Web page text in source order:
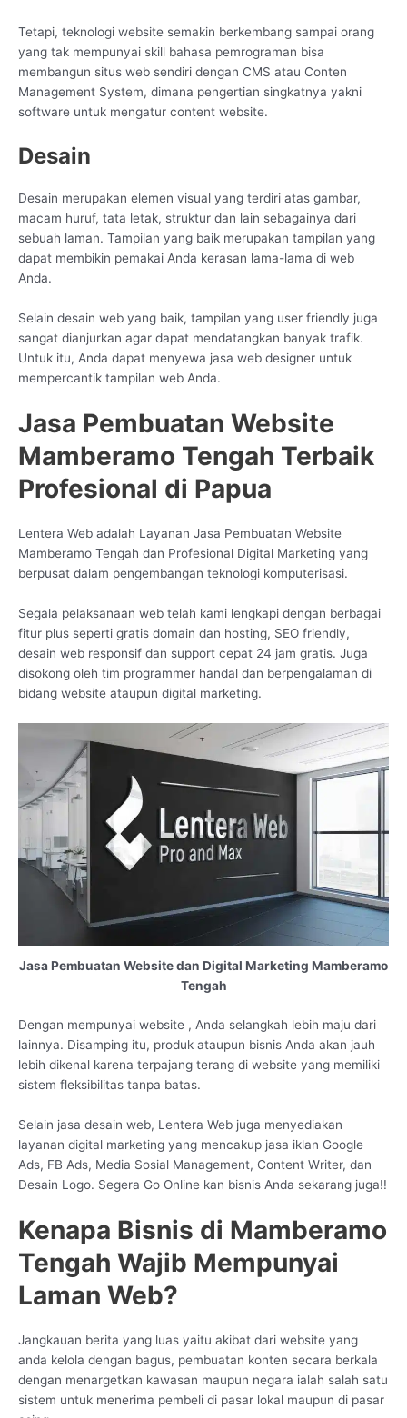
Tetapi, teknologi website semakin berkembang sampai orang
yang tak mempunyai skill bahasa pemrograman bisa
membangun situs web sendiri dengan CMS atau Conten
Management System, dimana pengertian singkatnya yakni
software untuk mengatur content website.
Desain
Desain merupakan elemen visual yang terdiri atas gambar,
macam huruf, tata letak, struktur dan lain sebagainya dari
sebuah laman. Tampilan yang baik merupakan tampilan yang
dapat membikin pemakai Anda kerasan lama-lama di web
Anda.
Selain desain web yang baik, tampilan yang user friendly juga
sangat dianjurkan agar dapat mendatangkan banyak trafik.
Untuk itu, Anda dapat menyewa jasa web designer untuk
mempercantik tampilan web Anda.
Jasa Pembuatan Website
Mamberamo Tengah Terbaik
Profesional di Papua
Lentera Web adalah Layanan Jasa Pembuatan Website
Mamberamo Tengah dan Profesional Digital Marketing yang
berpusat dalam pengembangan teknologi komputerisasi.
Segala pelaksanaan web telah kami lengkapi dengan berbagai
fitur plus seperti gratis domain dan hosting, SEO friendly,
desain web responsif dan support cepat 24 jam gratis. Juga
disokong oleh tim programmer handal dan berpengalaman di
bidang website ataupun digital marketing.
Jasa Pembuatan Website dan Digital Marketing Mamberamo
Tengah
Dengan mempunyai website , Anda selangkah lebih maju dari
lainnya. Disamping itu, produk ataupun bisnis Anda akan jauh
lebih dikenal karena terpajang terang di website yang memiliki
sistem fleksibilitas tanpa batas.
Selain jasa desain web, Lentera Web juga menyediakan
layanan digital marketing yang mencakup jasa iklan Google
Ads, FB Ads, Media Sosial Management, Content Writer, dan
Desain Logo. Segera Go Online kan bisnis Anda sekarang juga!!
Kenapa Bisnis di Mamberamo
Tengah Wajib Mempunyai
Laman Web?
Jangkauan berita yang luas yaitu akibat dari website yang
anda kelola dengan bagus, pembuatan konten secara berkala
dengan menargetkan kawasan maupun negara ialah salah satu
sistem untuk menerima pembeli di pasar lokal maupun di pasar